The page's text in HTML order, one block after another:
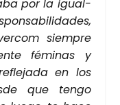
por la igual­
siem­pre
fémi­nas y
en los
que ten­go